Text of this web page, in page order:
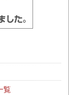
覧